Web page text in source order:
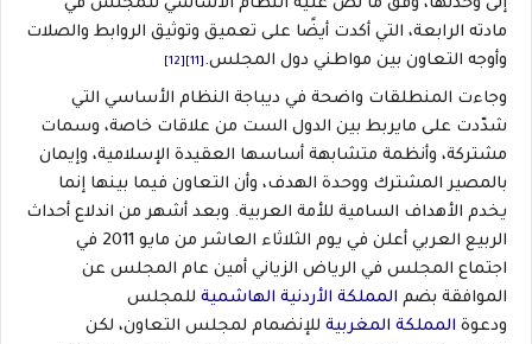
إلى وحدتها، وفق ما نص عليه النظام الأساسي للمجلس في
مادته الرابعة، التي أكدت أيضًا على تعميق وتوثيق الروابط والصلات
وأوجه التعاون بين مواطني دول المجلس.[11]
[12]
وجاءت المنطلقات واضحة في ديباجة النظام الأساسي التي
شدّدت على مايربط بين الدول الست من علاقات خاصة، وسمات
مشتركة، وأنظمة متشابهة أساسها العقيدة الإسلامية، وإيمان
بالمصير المشترك ووحدة الهدف، وأن التعاون فيما بينها إنما
يخدم الأهداف السامية للأمة العربية. وبعد أشهر من اندلاع أحداث
الربيع العربي أعلن في يوم الثلاثاء العاشر من مايو 2011 في
اجتماع المجلس في الرياض الزياني أمين عام المجلس عن
الموافقة بضم المملكة الأردنية الهاشمية للمجلس
ودعوة المملكة المغربية للإنضمام لمجلس التعاون، لكن